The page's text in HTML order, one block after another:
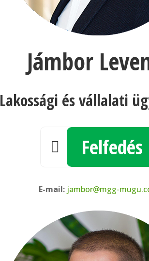
Jámbor
Lakossági és vállalati
 Felfedés
E-mail: jambor@mgg-